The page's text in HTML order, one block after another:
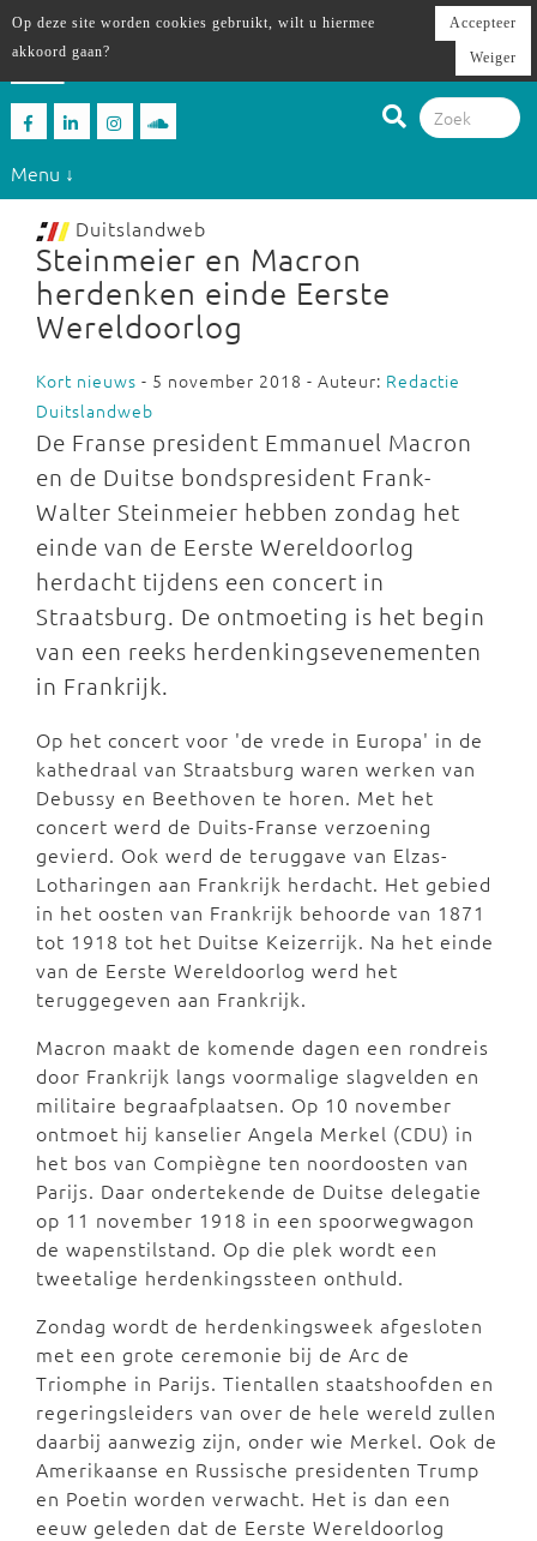
Menu ↓
Duitslandweb
Steinmeier en Macron
herdenken einde Eerste
Wereldoorlog
Kort nieuws - 5 november 2018 - Auteur: Redactie
Duitslandweb
De Franse president Emmanuel Macron
en de Duitse bondspresident Frank-
Walter Steinmeier hebben zondag het
einde van de Eerste Wereldoorlog
herdacht tijdens een concert in
Straatsburg. De ontmoeting is het begin
van een reeks herdenkingsevenementen
in Frankrijk.
Op het concert voor 'de vrede in Europa' in de
kathedraal van Straatsburg waren werken van
Debussy en Beethoven te horen. Met het
concert werd de Duits-Franse verzoening
gevierd. Ook werd de teruggave van Elzas-
Lotharingen aan Frankrijk herdacht. Het gebied
in het oosten van Frankrijk behoorde van 1871
tot 1918 tot het Duitse Keizerrijk. Na het einde
van de Eerste Wereldoorlog werd het
teruggegeven aan Frankrijk.
Macron maakt de komende dagen een rondreis
door Frankrijk langs voormalige slagvelden en
militaire begraafplaatsen. Op 10 november
ontmoet hij kanselier Angela Merkel (CDU) in
het bos van Compiègne ten noordoosten van
Parijs. Daar ondertekende de Duitse delegatie
op 11 november 1918 in een spoorwegwagon
de wapenstilstand. Op die plek wordt een
tweetalige herdenkingssteen onthuld.
Zondag wordt de herdenkingsweek afgesloten
met een grote ceremonie bij de Arc de
Triomphe in Parijs. Tientallen staatshoofden en
regeringsleiders van over de hele wereld zullen
daarbij aanwezig zijn, onder wie Merkel. Ook de
Amerikaanse en Russische presidenten Trump
en Poetin worden verwacht. Het is dan een
eeuw geleden dat de Eerste Wereldoorlog
Op deze site worden cookies gebruikt, wilt u hiermee
akkoord gaan?
Accepteer
Weiger